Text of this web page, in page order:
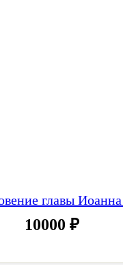
главы
10000 ₽